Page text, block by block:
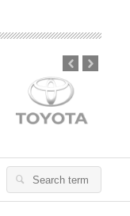
Prev
Search